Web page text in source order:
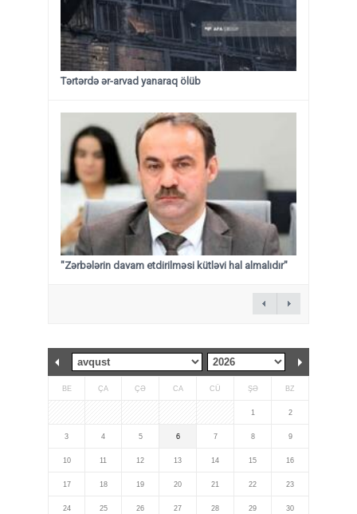
Tərtərdə ər-arvad yanaraq ölüb
"Zərbələrin davam etdirilməsi kütləvi hal almalıdır"
BE ÇA ÇƏ CA CÜ ŞƏ BZ
1 2
3 4 5 6 7 8 9
10 11 12 13 14 15 16
17 18 19 20 21 22 23
24 25 26 27 28 29 30